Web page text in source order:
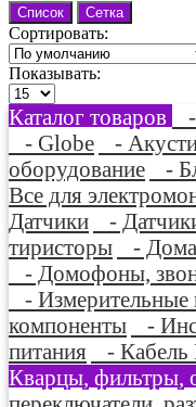
Список Сетка
Сортировать:
Показывать:
Каталог товаров
-
- Globe
-
оборудование
-
Все для
Датчики
-
тиристоры
-
- Домофоны,
-
компоненты
-
питания
- Кабель
Кварцы, фильтры,